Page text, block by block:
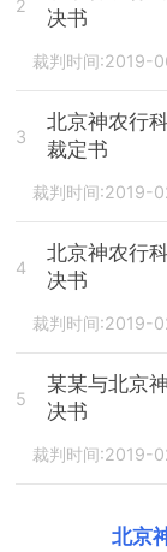
2
决书
裁判时间:2019-
3
北京神农行
裁定书
裁判时间:2019-
4
北京神农行
决书
裁判时间:2019-
5
某某与北京
决书
裁判时间:2019-
北京